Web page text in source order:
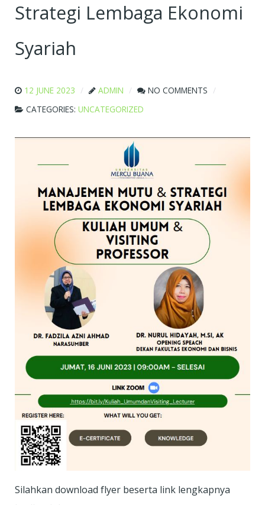
Strategi Lembaga Ekonomi
Syariah
12 JUNE 2023 ADMIN
NO COMMENTS
CATEGORIES: UNCATEGORIZED
Silahkan download flyer beserta link lengkapnya